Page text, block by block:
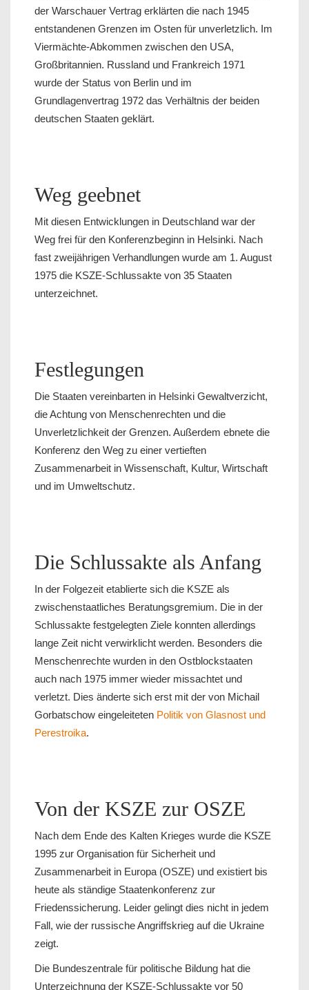
der Warschauer Vertrag erklärten die nach 1945
entstandenen Grenzen im Osten für unverletzlich. Im
Viermächte-Abkommen zwischen den USA,
Großbritannien. Russland und Frankreich 1971
wurde der Status von Berlin und im
Grundlagenvertrag 1972 das Verhältnis der beiden
deutschen Staaten geklärt.
Weg geebnet
Mit diesen Entwicklungen in Deutschland war der
Weg frei für den Konferenzbeginn in Helsinki. Nach
fast zweijährigen Verhandlungen wurde am 1. August
1975 die KSZE-Schlussakte von 35 Staaten
unterzeichnet.
Festlegungen
Die Staaten vereinbarten in Helsinki Gewaltverzicht,
die Achtung von Menschenrechten und die
Unverletzlichkeit der Grenzen. Außerdem ebnete die
Konferenz den Weg zu einer vertieften
Zusammenarbeit in Wissenschaft, Kultur, Wirtschaft
und im Umweltschutz.
Die Schlussakte als Anfang
In der Folgezeit etablierte sich die KSZE als
zwischenstaatliches Beratungsgremium. Die in der
Schlussakte festgelegten Ziele konnten allerdings
lange Zeit nicht verwirklicht werden. Besonders die
Menschenrechte wurden in den Ostblockstaaten
auch nach 1975 immer wieder missachtet und
verletzt. Dies änderte sich erst mit der von Michail
Gorbatschow eingeleiteten Politik von Glasnost und
Perestroika.
Von der KSZE zur OSZE
Nach dem Ende des Kalten Krieges wurde die KSZE
1995 zur Organisation für Sicherheit und
Zusammenarbeit in Europa (OSZE) und existiert bis
heute als ständige Staatenkonferenz zur
Friedenssicherung. Leider gelingt dies nicht in jedem
Fall, wie der russische Angriffskrieg auf die Ukraine
zeigt.
Die Bundeszentrale für politische Bildung hat die
Unterzeichnung der KSZE-Schlussakte vor 50